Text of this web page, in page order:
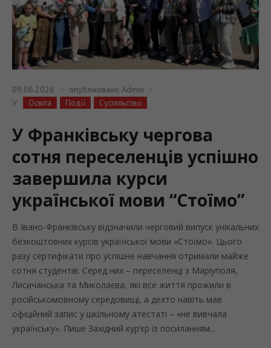
09.06.2026 опубліковано Admin
У
Освіта Події Суспільство
У Франківську чергова
сотня переселенців успішно
завершила курси
української мови “Стоїмо”
В Івано-Франківську відзначили черговий випуск унікальних
безкоштовних курсів української мови «Стоїмо». Цього
разу сертифікати про успішне навчання отримали майже
сотня студентів. Серед них – переселенці з Маріуполя,
Лисичанська та Миколаєва, які все життя прожили в
російськомовному середовищі, а дехто навіть мав
офіційний запис у шкільному атестаті – «не вивчала
українську». Пише Західний кур’єр із посиланням...